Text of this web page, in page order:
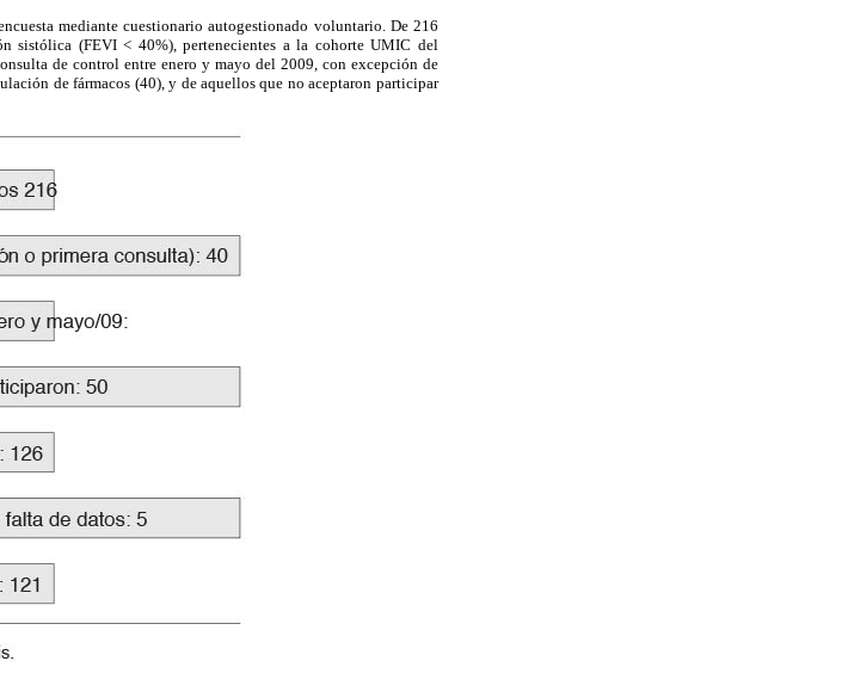
mediante cuestionario autogestionado voluntario. De 216
sistólica (FEVI < 40%), pertenecientes a la cohorte UMIC del
de control entre enero y mayo del 2009, con excepción de
de fármacos (40), y de aquellos que no aceptaron participar